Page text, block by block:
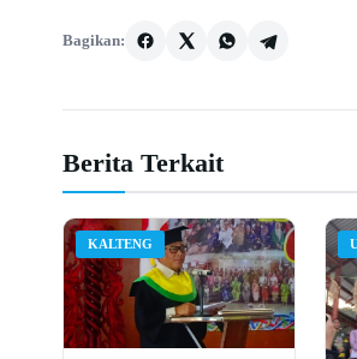
Bagikan:
Berita Terkait
KALTENG